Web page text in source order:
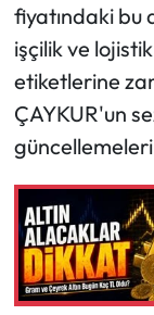
fiyatındaki bu
işçilik ve
etiketlerine
ÇAYKUR'un